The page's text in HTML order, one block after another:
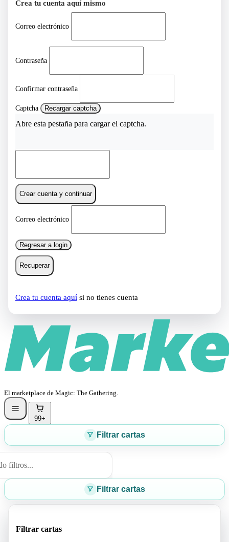
Crea tu cuenta aquí mismo
Correo electrónico
Contraseña
Confirmar contraseña
Captcha Recargar captcha
Abre esta pestaña para cargar el captcha.
Crear cuenta y continuar
Correo electrónico
Regresar a login
Recuperar
Crea tu cuenta aquísi no tienes cuenta
El marketplace de Magic: The Gathering.
99+
Filtrar cartas
filtros...
Filtrar cartas
Filtrar cartas